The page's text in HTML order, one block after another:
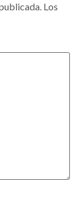
Los